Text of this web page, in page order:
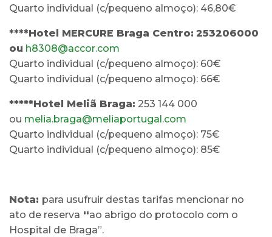
Quarto individual (c/pequeno almoço): 46,80€
****Hotel MERCURE Braga Centro: 253206000
ou h8308@accor.com
Quarto individual (c/pequeno almoço): 60€
Quarto individual (c/pequeno almoço): 66€
*****Hotel Meliã Braga: 253 144 000
ou melia.braga@meliaportugal.com
Quarto individual (c/pequeno almoço): 75€
Quarto individual (c/pequeno almoço): 85€
Nota: para usufruir destas tarifas mencionar no
ato de reserva “ao abrigo do protocolo com o
Hospital de Braga”.